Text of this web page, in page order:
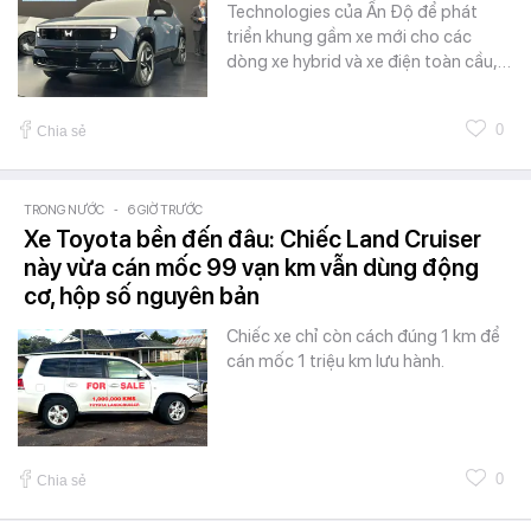
Technologies của Ấn Độ để phát
triển khung gầm xe mới cho các
dòng xe hybrid và xe điện toàn cầu,…
Chia sẻ 0
TRONG NƯỚC - 6 GIỜ TRƯỚC
Xe Toyota bền đến đâu: Chiếc Land Cruiser
này vừa cán mốc 99 vạn km vẫn dùng động
cơ, hộp số nguyên bản
Chiếc xe chỉ còn cách đúng 1 km để
cán mốc 1 triệu km lưu hành.
Chia sẻ 0